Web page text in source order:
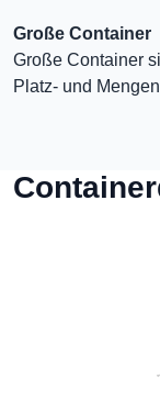
Große Container
Große Container
Platz- und